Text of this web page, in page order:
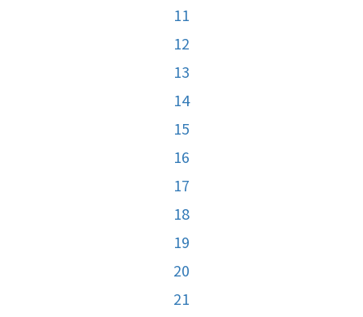
11
12
13
14
15
16
17
18
19
20
21